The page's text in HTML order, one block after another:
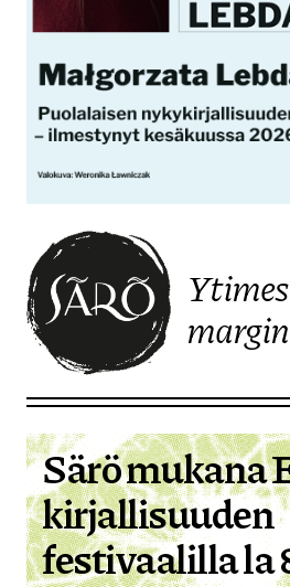
Särö mukana
kirjallisuuden
festivaalilla la